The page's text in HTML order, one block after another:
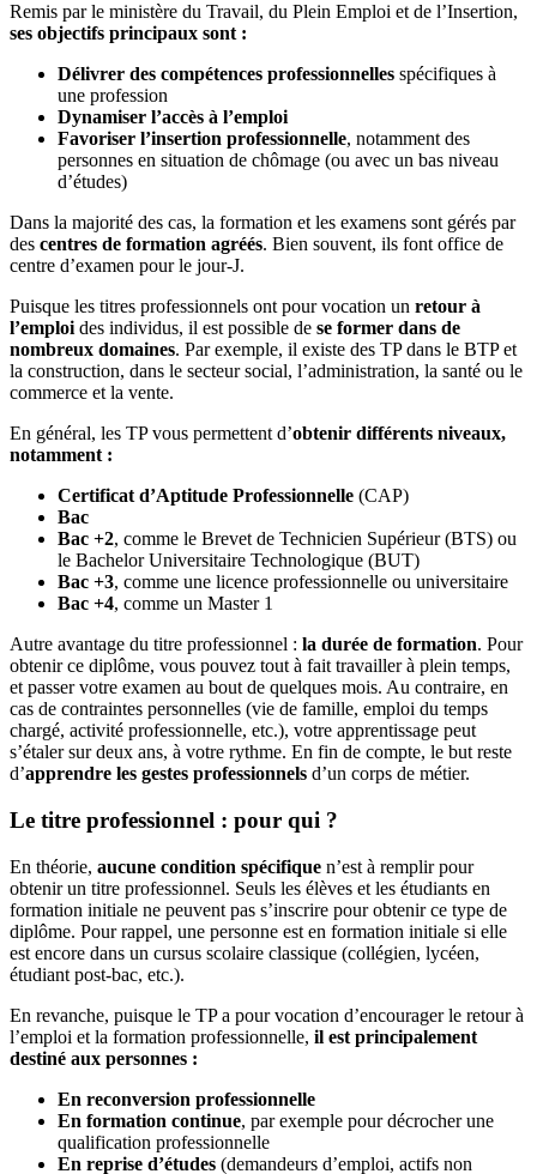
Remis par le ministère du Travail, du Plein Emploi et de l’Insertion,
ses objectifs principaux sont :
Délivrer des compétences professionnelles spécifiques à
une profession
Dynamiser l’accès à l’emploi
Favoriser l’insertion professionnelle, notamment des
personnes en situation de chômage (ou avec un bas niveau
d’études)
Dans la majorité des cas, la formation et les examens sont gérés par
des centres de formation agréés. Bien souvent, ils font office de
centre d’examen pour le jour-J.
Puisque les titres professionnels ont pour vocation un retour à
l’emploi des individus, il est possible de se former dans de
nombreux domaines. Par exemple, il existe des TP dans le BTP et
la construction, dans le secteur social, l’administration, la santé ou le
commerce et la vente.
En général, les TP vous permettent d’obtenir différents niveaux,
notamment :
Certificat d’Aptitude Professionnelle (CAP)
Bac
Bac +2, comme le Brevet de Technicien Supérieur (BTS) ou
le Bachelor Universitaire Technologique (BUT)
Bac +3, comme une licence professionnelle ou universitaire
Bac +4, comme un Master 1
Autre avantage du titre professionnel : la durée de formation. Pour
obtenir ce diplôme, vous pouvez tout à fait travailler à plein temps,
et passer votre examen au bout de quelques mois. Au contraire, en
cas de contraintes personnelles (vie de famille, emploi du temps
chargé, activité professionnelle, etc.), votre apprentissage peut
s’étaler sur deux ans, à votre rythme. En fin de compte, le but reste
d’apprendre les gestes professionnels d’un corps de métier.
Le titre professionnel : pour qui ?
En théorie, aucune condition spécifique n’est à remplir pour
obtenir un titre professionnel. Seuls les élèves et les étudiants en
formation initiale ne peuvent pas s’inscrire pour obtenir ce type de
diplôme. Pour rappel, une personne est en formation initiale si elle
est encore dans un cursus scolaire classique (collégien, lycéen,
étudiant post-bac, etc.).
En revanche, puisque le TP a pour vocation d’encourager le retour à
l’emploi et la formation professionnelle, il est principalement
destiné aux personnes :
En reconversion professionnelle
En formation continue, par exemple pour décrocher une
qualification professionnelle
En reprise d’études (demandeurs d’emploi, actifs non